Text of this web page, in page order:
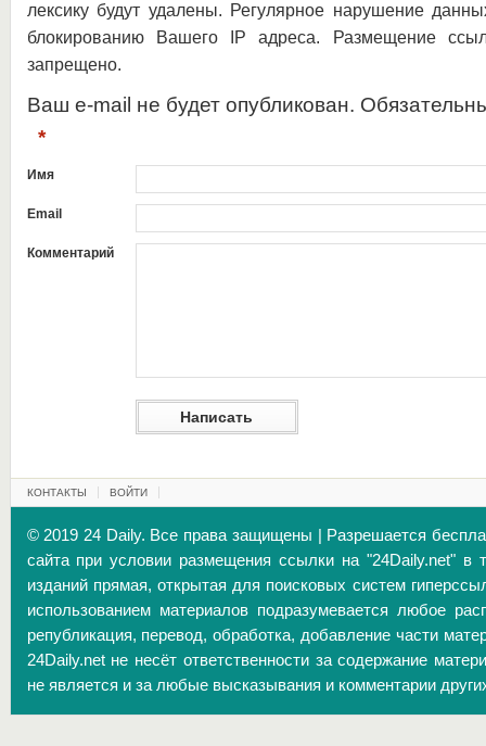
лексику будут удалены. Регулярное нарушение
блокированию Вашего IP адреса. Размещение
запрещено.
Ваш e-mail не будет опубликован.
*
Имя
Email
Комментарий
КОНТАКТЫ ВОЙТИ
© 2019 24 Daily. Все права защищены | Разрешается
сайта при условии размещения ссылки на "24Daily.net" в
изданий прямая, открытая для поисковых систем
использованием материалов подразумевается любое
републикация, перевод, обработка, добавление части
24Daily.net не несёт ответственности за содержание
не является и за любые высказывания и комментарии